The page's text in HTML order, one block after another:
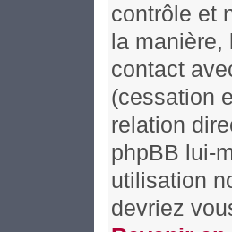
contrôle et
la manière,
contact
(cessation
relation
phpBB lui-
utilisation
devriez